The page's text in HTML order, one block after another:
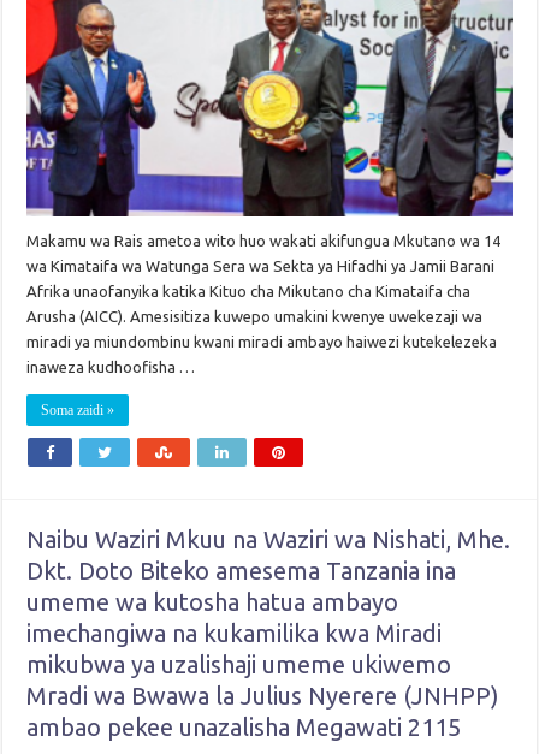
Makamu wa Rais ametoa wito huo wakati akifungua Mkutano wa 14
wa Kimataifa wa Watunga Sera wa Sekta ya Hifadhi ya Jamii Barani
Afrika unaofanyika katika Kituo cha Mikutano cha Kimataifa cha
Arusha (AICC). Amesisitiza kuwepo umakini kwenye uwekezaji wa
miradi ya miundombinu kwani miradi ambayo haiwezi kutekelezeka
inaweza kudhoofisha …
Soma zaidi »
Naibu Waziri Mkuu na Waziri wa Nishati, Mhe.
Dkt. Doto Biteko amesema Tanzania ina
umeme wa kutosha hatua ambayo
imechangiwa na kukamilika kwa Miradi
mikubwa ya uzalishaji umeme ukiwemo
Mradi wa Bwawa la Julius Nyerere (JNHPP)
ambao pekee unazalisha Megawati 2115